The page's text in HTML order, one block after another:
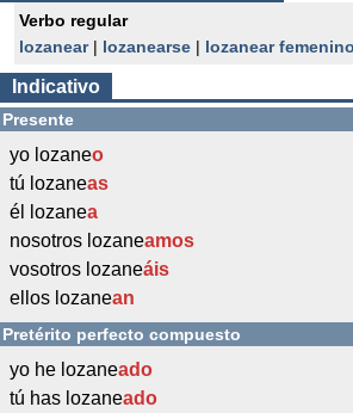
Verbo regular
lozanear| lozanearse | lozanear femenino
Indicativo
Presente
yo lozaneo
tú lozaneas
él lozanea
nosotros lozaneamos
vosotros lozaneáis
ellos lozanean
Pretérito perfecto compuesto
yo he lozaneado
tú has lozaneado